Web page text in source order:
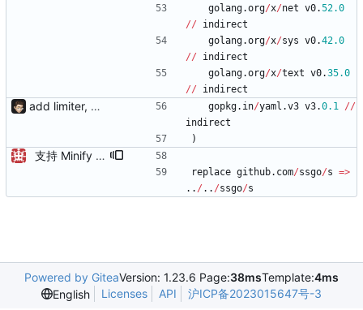
golang.org/x/net v0.52.0
//
indirect
golang.org/x/sys v0.42.0
//
indirect
golang.org/x/text v0.35.0
// indirect
add limiter, verify, session, websocket ... gopkg. in/yaml .v3 v3.0.1 //
indirect
)
支持 Minify AutoReversion 等
replace github. com/ssgo/s =>
.. / .. /ssgo/s
Powered by GiteaVersion: 1.23.6 Page:38msTemplate:4ms
English
Licenses API 沪ICP备2023015647号-3